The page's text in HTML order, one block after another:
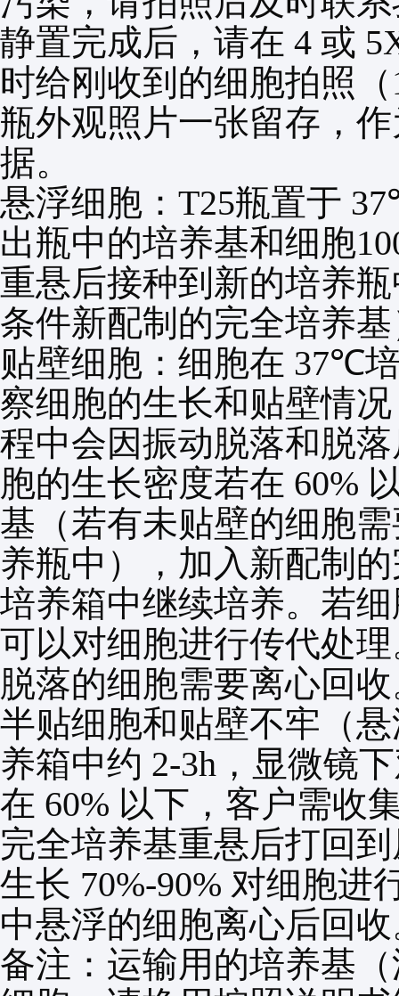
静置完成后，请在 4 或
时给刚收到的细胞拍照（
瓶外观照片一张留存，
据。
悬浮细胞： T25瓶置于
出瓶中的培养基和细胞
重悬后接种到新的培养
条件新配制的完全培养
贴壁细胞：细胞在 37℃
察细胞的生长和贴壁情
程中会因振动脱落和脱
胞的生长密度若在 60%
基（若有未贴壁的细胞
养瓶中），加入新配制
培养箱中继续培养。若
可以对细胞进行传代处
脱落的细胞需要离心回
半贴细胞和贴壁不牢（
养箱中约 2-3h ，显微镜
在 60% 以下，客户需收
完全培养基重悬后打回
生长 70%-90% 对细胞进
中悬浮的细胞离心后回
备注：运输用的培养基